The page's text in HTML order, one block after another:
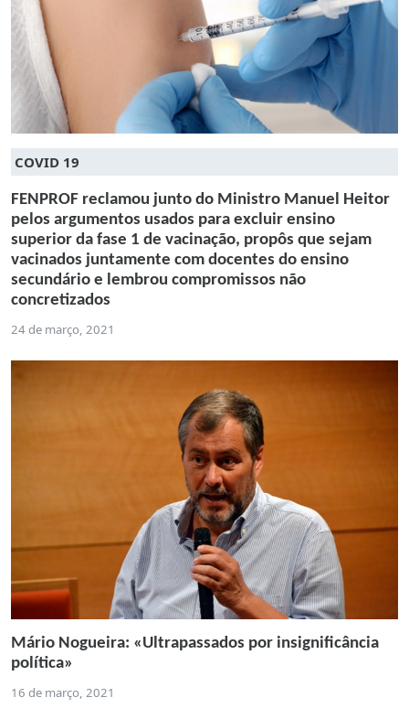
COVID 19
FENPROF reclamou junto do Ministro Manuel Heitor
pelos argumentos usados para excluir ensino
superior da fase 1 de vacinação, propôs que sejam
vacinados juntamente com docentes do ensino
secundário e lembrou compromissos não
concretizados
24 de março, 2021
Mário Nogueira: «Ultrapassados por insignificância
política»
16 de março, 2021